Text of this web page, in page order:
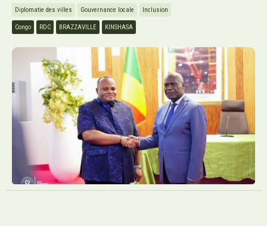
Diplomatie des villes Gouvernance locale Inclusion
Congo RDC BRAZZAVILLE KINSHASA